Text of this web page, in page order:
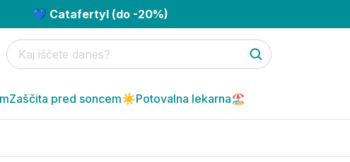
💙 Catafertyl (do -20%)
Zaščita pred soncem☀️Potovalna lekarna🏖️